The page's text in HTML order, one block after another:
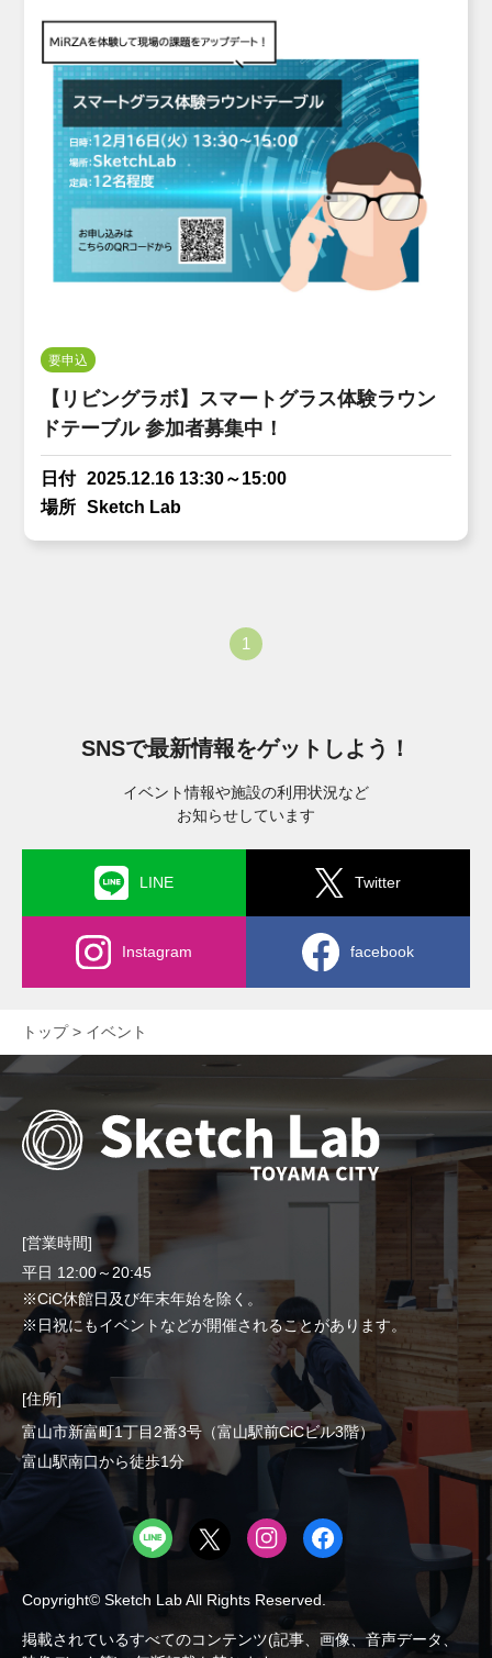
要申込
【リビングラボ】スマートグラス体験ラウン
ドテーブル 参加者募集中！
日付 2025.12.16 13:30～15:00
場所
Sketch Lab
1
SNSで最新情報をゲットしよう！
イベント情報や施設の利用状況など
お知らせしています
LINE Twitter
Instagram facebook
トップ イベント
[営業時間]
平日 12:00～20:45
※CiC休館日及び年末年始を除く。
※日祝にもイベントなどが開催されることがあります。
[住所]
富山市新富町1丁目2番3号（富山駅前CiCビル3階）
富山駅南口から徒歩1分
Copyright© Sketch Lab All Rights Reserved.
掲載されているすべてのコンテンツ(記事、画像、音声データ、